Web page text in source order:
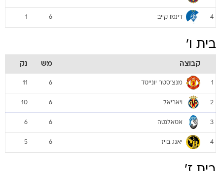
4 דינמו קייב 6
1
בית ו'
קבוצה מש נק
1 מנצ'סטר יונייטד 6
11
2 ויאריאל 6
10
3 אטאלנטה 6
6
4 יאנג בויז 6
5